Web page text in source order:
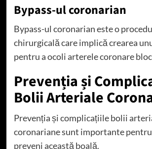
Bypass-ul coronarian
Bypass-ul coronarian este o
chirurgicală care implică crearea
pentru a ocoli arterele coronare
Prevenția și
Bolii Arteriale
Prevenția și complicațiile bolii
coronariane sunt importante pentru
preveni această boală.